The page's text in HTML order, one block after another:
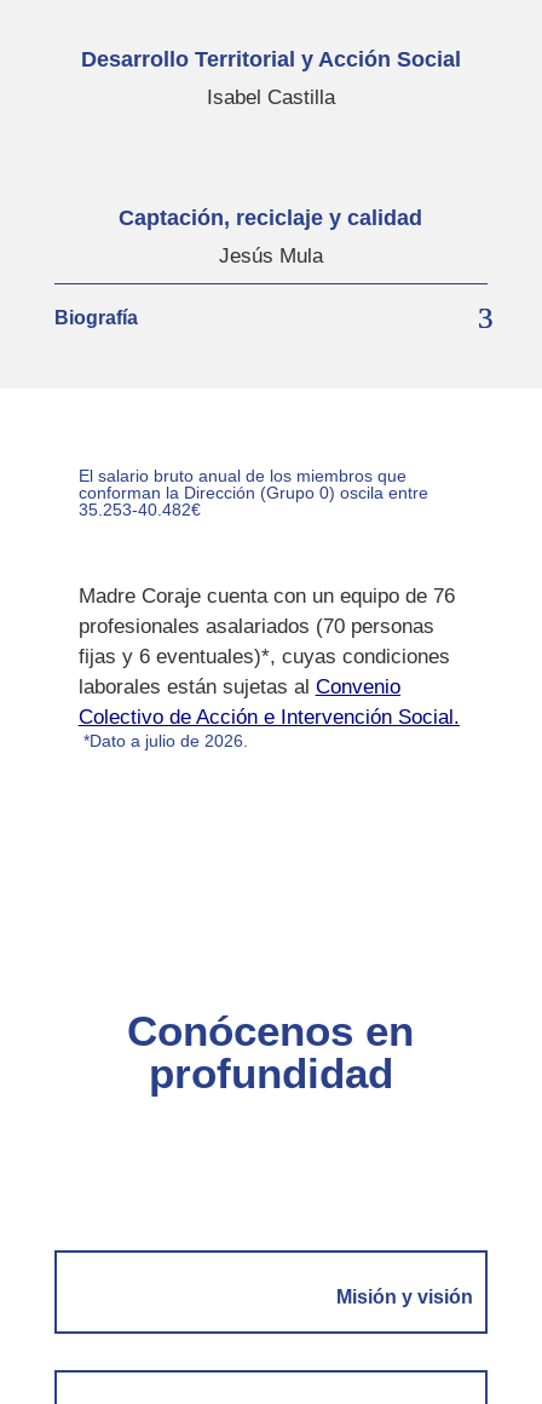
Desarrollo Territorial y Acción Social
Isabel Castilla
Captación, reciclaje y calidad
Jesús Mula
Biografía
El salario bruto anual de los miembros que
conforman la Dirección (Grupo 0) oscila entre
35.253-40.482€
Madre Coraje cuenta con un equipo de 76
profesionales asalariados (70 personas
fijas y 6 eventuales)*, cuyas condiciones
laborales están sujetas al Convenio
Colectivo de Acción e Intervención Social.
*Dato a julio de 2026.
Conócenos en
profundidad
Misión y visión